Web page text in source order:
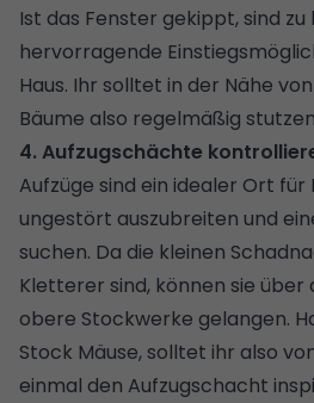
Ist das Fenster gekippt, sind zu
hervorragende
Haus. Ihr solltet in der Nähe
Bäume also regelmäßig
4. Aufzugschächte
Aufzüge sind ein idealer Ort für
ungestört auszubreiten und
suchen. Da die kleinen
Kletterer sind, können sie über
obere Stockwerke gelangen.
Stock Mäuse, solltet ihr also
einmal den Aufzugschacht